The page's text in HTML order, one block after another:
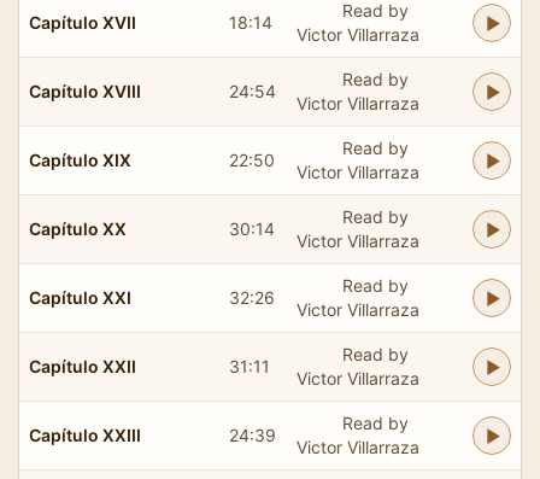
Capítulo XVII 18:14
Read by
Victor Villarraza
Capítulo XVIII 24:54
Read by
Victor Villarraza
Capítulo XIX 22:50
Read by
Victor Villarraza
Capítulo XX 30:14
Read by
Victor Villarraza
Capítulo XXI 32:26
Read by
Victor Villarraza
Capítulo XXII 31:11
Read by
Victor Villarraza
Capítulo XXIII 24:39
Read by
Victor Villarraza